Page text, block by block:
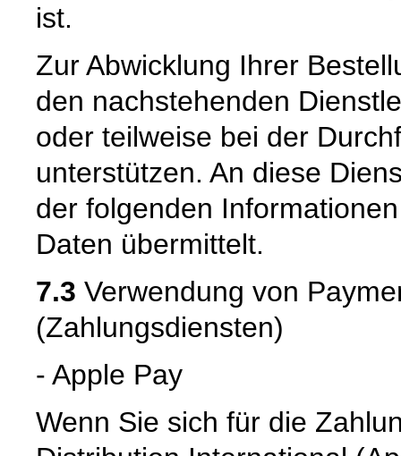
ist.
Zur Abwicklung Ihrer
den nachstehenden
oder teilweise bei der
unterstützen. An diese
der folgenden
Daten übermittelt.
7.3 Verwendung von
(Zahlungsdiensten)
- Apple Pay
Wenn Sie sich für die